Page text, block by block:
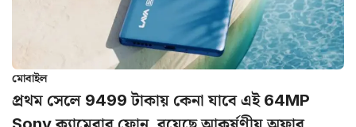
মোবাইল
প্রথম সেলে 9499 টাকায় কেনা যাবে এই 64MP